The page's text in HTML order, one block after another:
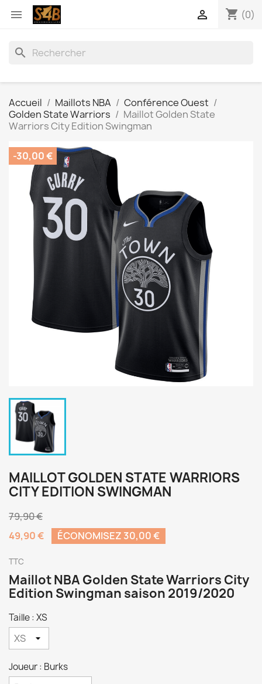
 shopping_cart (0)

search
Accueil Maillots NBA
Conférence Ouest
Golden State Warriors
Maillot Golden State
Warriors City Edition Swingman
-30,00 €
MAILLOT GOLDEN STATE WARRIORS
CITY EDITION SWINGMAN
79,90 €
49,90 €
ÉCONOMISEZ 30,00 €
TTC
Maillot NBA Golden State Warriors City
Edition Swingman saison 2019/2020
Taille : XS
Joueur : Burks